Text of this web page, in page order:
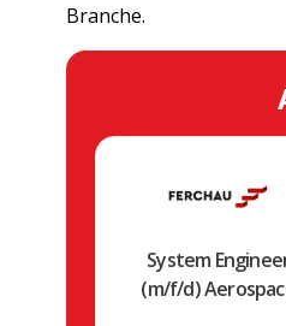
Branche.
System
(m/f/d)